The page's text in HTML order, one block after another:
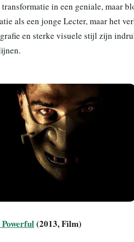
in een geniale, maar
als een jonge Lecter, maar het
en sterke visuele stijl zijn
(2013, Film)